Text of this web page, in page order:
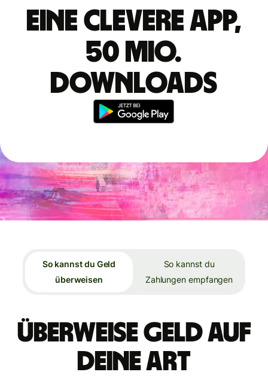
Eine clevere App,
50 Mio.
Downloads
So kannst du Geld
überweisen
So kannst du
Zahlungen empfangen
Überweise Geld auf
deine Art